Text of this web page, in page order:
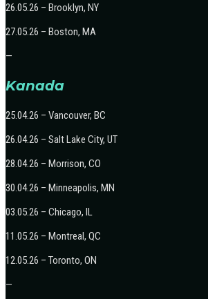
26.05.26 – Brooklyn, NY
27.05.26 – Boston, MA
—
Kanada
25.04.26 – Vancouver, BC
26.04.26 – Salt Lake City, UT
28.04.26 – Morrison, CO
30.04.26 – Minneapolis, MN
03.05.26 – Chicago, IL
11.05.26 – Montreal, QC
12.05.26 – Toronto, ON
—